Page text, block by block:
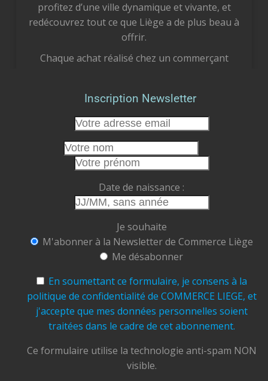
profitez d’une ville dynamique et vivante, et
redécouvrez tout ce que Liège a de plus beau à
offrir.
Chaque achat réalisé chez un commerçant
des hommes passionnés, vous préservez des
emplois et vous participez à faire vivre le cœur
de notre cité.
Cet été, faisons le choix de la proximité.
Faisons vivre nos commerces.
Faisons rayonner Liège.
Commerce Liège ASBL
Ensemble, soutenons, valorisons et faisons
grandir notre ville.
#CommerceLiège #AchetezLocal #Liège
#CommerçantsLiégeois#CentreVille
#TramDeLiège #Terrasses#ÉtéÀLiège
#ConsommerLocal #FaitesVivreLiège
Photo
View on Facebook
Inscription Newsletter
Date de naissance :
Je souhaite
M'abonner à la Newsletter de Commerce Liège
Me désabonner
En soumettant ce formulaire, je consens à la
politique de confidentialité de COMMERCE LIEGE, et
j'accepte que mes données personnelles soient
traitées dans le cadre de cet abonnement.
Ce formulaire utilise la technologie anti-spam NON
visible.